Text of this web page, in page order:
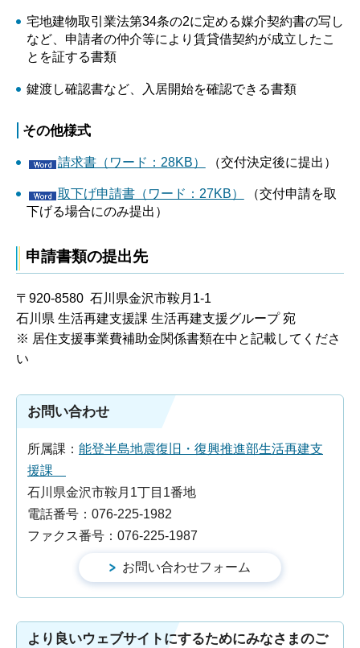
宅地建物取引業法第34条の2に定める媒介契約書の写し
など、申請者の仲介等により賃貸借契約が成立したこ
とを証する書類
鍵渡し確認書など、入居開始を確認できる書類
その他様式
請求書（ワード：28KB） （交付決定後に提出）
取下げ申請書（ワード：27KB）
（交付申請を取
下げる場合にのみ提出）
申請書類の提出先
〒920-8580 石川県金沢市鞍月1-1
石川県 生活再建支援課 生活再建支援グループ 宛
※ 居住支援事業費補助金関係書類在中と記載してくださ
い
お問い合わせ
所属課： 能登半島地震復旧・復興推進部生活再建支
援課
石川県金沢市鞍月1丁目1番地
電話番号：076-225-1982
ファクス番号：076-225-1987
より良いウェブサイトにするためにみなさまのご